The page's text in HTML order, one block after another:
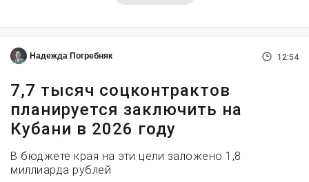
Надежда Погребняк 12:54
7,7 тысяч соцконтрактов
планируется заключить на
Кубани в 2026 году
В бюджете края на эти цели заложено 1,8
миллиарда рублей